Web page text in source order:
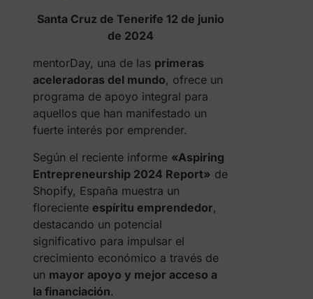
Santa Cruz de Tenerife 12 de junio
de 2024
mentorDay, una de las primeras
aceleradoras del mundo, ofrece un
programa de apoyo integral para
aquellos que han manifestado un
fuerte interés por emprender.
Según el reciente informe «Aspiring
Entrepreneurship 2024 Report» de
Shopify, España muestra un
floreciente espíritu emprendedor,
destacando un potencial
significativo para impulsar el
crecimiento económico a través de
un mayor apoyo y mejor acceso a
la financiación.